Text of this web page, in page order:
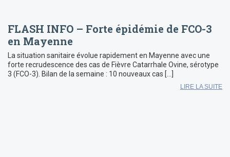
FLASH INFO – Forte épidémie de FCO-3
en Mayenne
La situation sanitaire évolue rapidement en Mayenne avec une
forte recrudescence des cas de Fièvre Catarrhale Ovine, sérotype
3 (FCO-3). Bilan de la semaine : 10 nouveaux cas […]
LIRE LA SUITE